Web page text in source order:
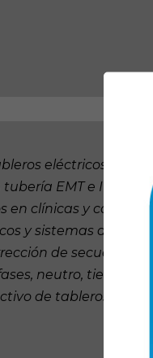
eléctricos. •
EMT e IMC. •
en clínicas y
y sistemas de
de secuencias
neutro, tierra. •
de tableros...